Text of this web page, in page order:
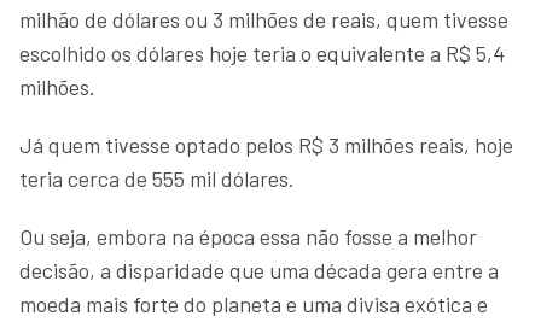
milhão de dólares ou 3 milhões de reais, quem tivesse
escolhido os dólares hoje teria o equivalente a R$ 5,4
milhões.
Já quem tivesse optado pelos R$ 3 milhões reais, hoje
teria cerca de 555 mil dólares.
Ou seja, embora na época essa não fosse a melhor
decisão, a disparidade que uma década gera entre a
moeda mais forte do planeta e uma divisa exótica e